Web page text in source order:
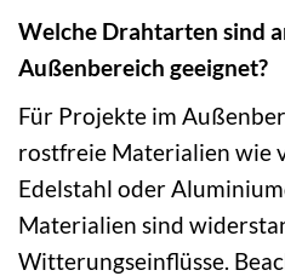
Welche Drahtarten sind
Außenbereich geeignet?
Für Projekte im
rostfreie Materialien wie
Edelstahl oder
Materialien sind
Witterungseinflüsse.